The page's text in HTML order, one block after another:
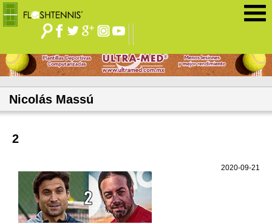
Nicolás Massú
2
2020-09-21